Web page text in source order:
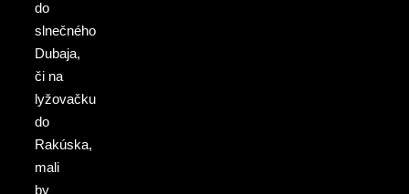
do
slnečného
Dubaja,
či na
lyžovačku
do
Rakúska,
mali
by